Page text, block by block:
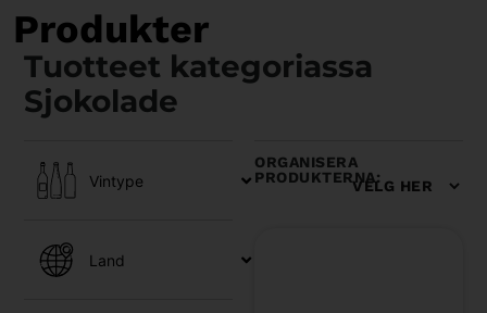
Produkter
Tuotteet kategoriassa
Sjokolade
Vintype
Land
ORGANISERA
PRODUKTERNA: